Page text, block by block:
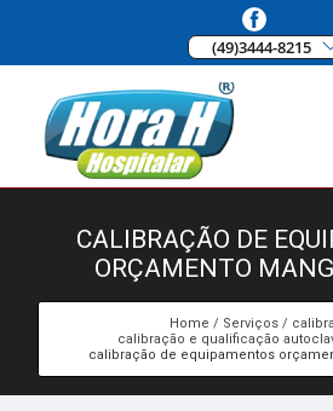
(49)3444-8215
CALIBRAÇÃO DE
ORÇAMENTO
Home Serviços
calibração e qualificação
calibração de equipamentos